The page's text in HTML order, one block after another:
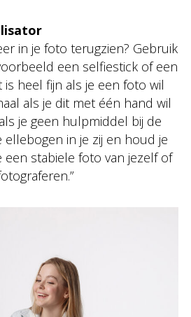
in je foto terugzien? Gebruik
een selfiestick of een
heel fijn als je een foto wil
als je dit met één hand wil
je geen hulpmiddel bij de
ellebogen in je zij en houd je
een stabiele foto van jezelf of